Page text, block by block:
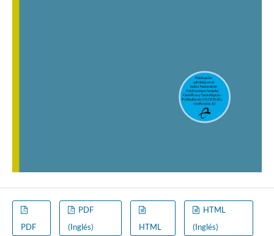
PDF
PDF
(Inglés)
HTML
HTML
(Inglés)